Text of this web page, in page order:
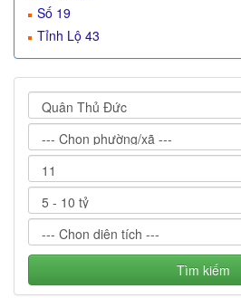
Số 19
Tỉnh Lộ 43
Tìm kiếm